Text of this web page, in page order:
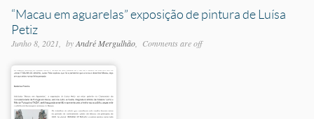
“Macau em aguarelas” exposição de pintura de Luísa
Petiz
Junho 8, 2021 byAndré Mergulhão Comments are off